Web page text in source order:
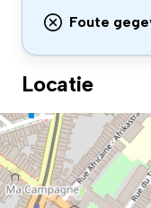
Foute
Locatie